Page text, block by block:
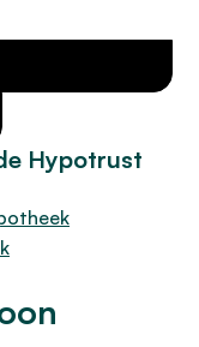
Hypotrust